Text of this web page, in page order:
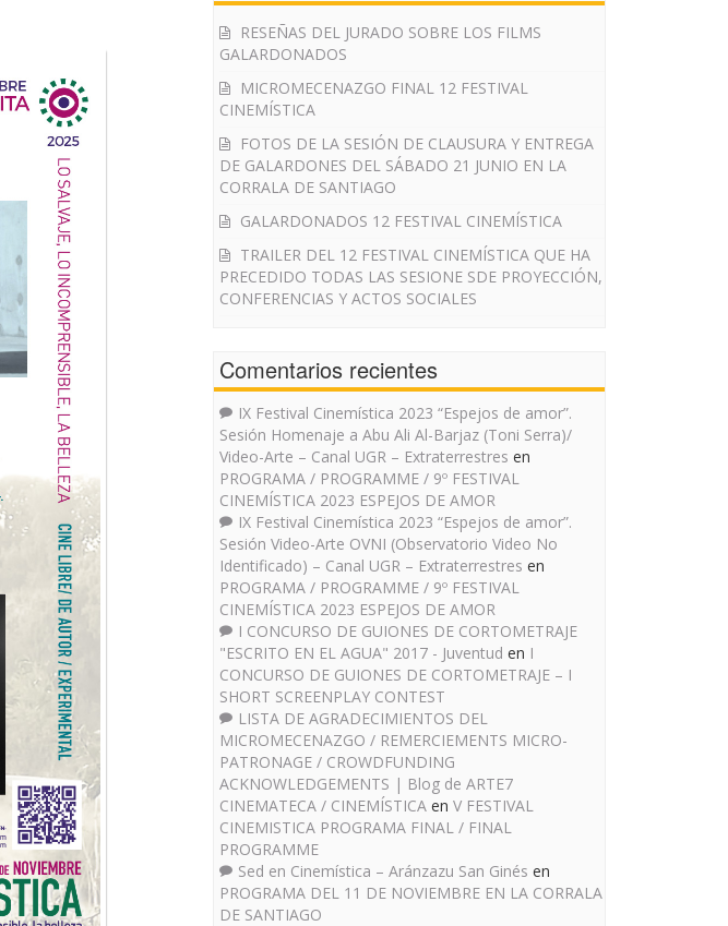
RESEÑAS DEL JURADO SOBRE LOS FILMS
GALARDONADOS
MICROMECENAZGO FINAL 12 FESTIVAL
CINEMÍSTICA
FOTOS DE LA SESIÓN DE CLAUSURA Y ENTREGA
DE GALARDONES DEL SÁBADO 21 JUNIO EN LA
CORRALA DE SANTIAGO
GALARDONADOS 12 FESTIVAL CINEMÍSTICA
TRAILER DEL 12 FESTIVAL CINEMÍSTICA QUE HA
PRECEDIDO TODAS LAS SESIONE SDE PROYECCIÓN,
CONFERENCIAS Y ACTOS SOCIALES
Comentarios recientes
IX Festival Cinemística 2023 “Espejos de amor”.
Sesión Homenaje a Abu Ali Al-Barjaz (Toni Serra)/
Video-Arte – Canal UGR – Extraterrestres en
PROGRAMA / PROGRAMME / 9º FESTIVAL
CINEMÍSTICA 2023 ESPEJOS DE AMOR
IX Festival Cinemística 2023 “Espejos de amor”.
Sesión Video-Arte OVNI (Observatorio Video No
Identificado) – Canal UGR – Extraterrestres en
PROGRAMA / PROGRAMME / 9º FESTIVAL
CINEMÍSTICA 2023 ESPEJOS DE AMOR
I CONCURSO DE GUIONES DE CORTOMETRAJE
"ESCRITO EN EL AGUA" 2017 - Juventud en I
CONCURSO DE GUIONES DE CORTOMETRAJE – I
SHORT SCREENPLAY CONTEST
LISTA DE AGRADECIMIENTOS DEL
MICROMECENAZGO / REMERCIEMENTS MICRO-
PATRONAGE / CROWDFUNDING
ACKNOWLEDGEMENTS | Blog de ARTE7
CINEMATECA / CINEMÍSTICA en V FESTIVAL
CINEMISTICA PROGRAMA FINAL / FINAL
PROGRAMME
Sed en Cinemística – Aránzazu San Ginés en
PROGRAMA DEL 11 DE NOVIEMBRE EN LA CORRALA
DE SANTIAGO